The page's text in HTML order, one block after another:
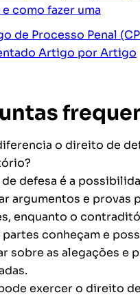
como fazer uma
de Processo Penal
Artigo por Artigo
o direito de
defesa é a
argumentos e provas
enquanto o
partes conheçam e
sobre as alegações e
exercer o direito